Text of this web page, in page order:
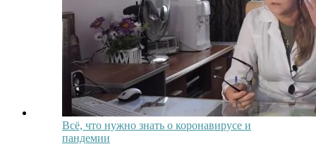
Всё, что нужно знать о коронавирусе и
пандемии